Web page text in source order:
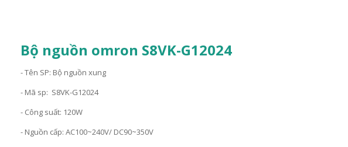
Bộ nguồn omron S8VK-G12024
- Tên SP: Bộ nguồn xung
- Mã sp: S8VK-G12024
- Công suất: 120W
- Nguồn cấp: AC100~240V/ DC90~350V